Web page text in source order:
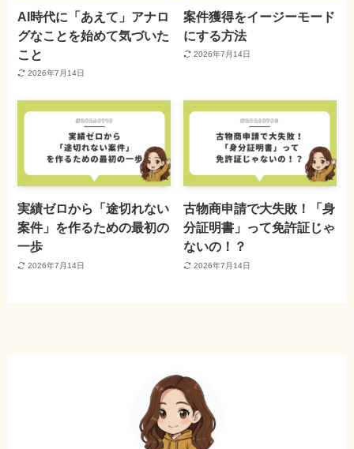
AI時代に「あえて」アナロ
グなことを始めて気づいた
こと
2026年7月14日
案件獲得をイージーモード
にする方法
2026年7月14日
実績ゼロから「途切れない
案件」を作るための最初の
一歩
2026年7月14日
古物商申請で大失敗！「身
分証明書」って免許証じゃ
ないの！？
2026年7月14日